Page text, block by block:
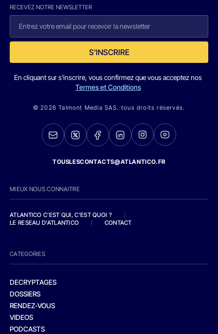
RECEVEZ NOTRE NEWSLETTER
S'INSCRIRE
En cliquant sur s'inscrire, vous confirmez que vous acceptez nos
Termes et Conditions
© 2026 Talmont Media SAS. tous droits réservés.
TOUSLESCONTACTS@ATLANTICO.FR
MIEUX NOUS CONNAITRE
ATLANTICO C'EST QUI, C'EST QUOI ?
/
LE RESEAU D'ATLANTICO
/ CONTACT
CATEGORIES
DECRYPTAGES
DOSSIERS
RENDEZ-VOUS
VIDEOS
PODCASTS